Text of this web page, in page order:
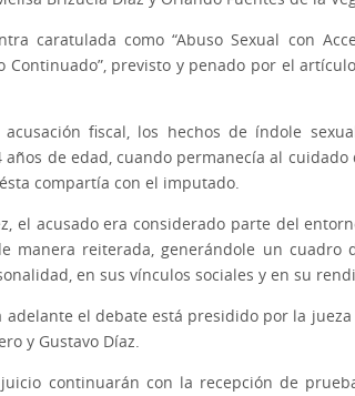
caratulada como “Abuso Sexual con
Continuado”, previsto y penado por el
fiscal, los hechos de índole
años de edad, cuando permanecía al
compartía con el imputado.
el acusado era considerado parte del
manera reiterada, generándole un cuadro
en sus vínculos sociales y en su
el debate está presidido por la
y Gustavo Díaz.
continuarán con la recepción de